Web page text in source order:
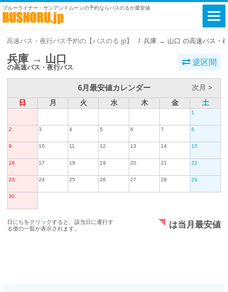
ブルーライナー・サンアンドムーンの予約ならバスのるが最安値
高速バス・夜行バス予約の【バスのる.jp】 兵庫 → 山口 の高速バス・
兵庫 → 山口
の高速バス・夜行バス
逆区間
6月最安値カレンダー
次月 >
日
月 火 水 木 金 土
1
2 3 4 5 6 7 8
9 10 11 12 13 14 15
16 17 18 19 20 21 22
23 24 25 26 27 28 29
30
日にちをクリックすると、該当日に運行す
る便の一覧が表示されます。
は当月最安値